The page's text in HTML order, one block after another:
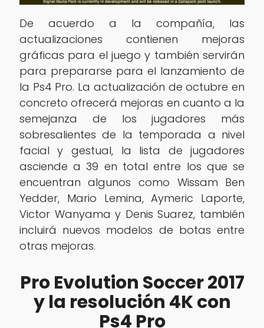
De acuerdo a la compañía, las
actualizaciones contienen mejoras
gráficas para el juego y también servirán
para prepararse para el lanzamiento de
la Ps4 Pro. La actualización de octubre en
concreto ofrecerá mejoras en cuanto a la
semejanza de los jugadores más
sobresalientes de la temporada a nivel
facial y gestual, la lista de jugadores
asciende a 39 en total entre los que se
encuentran algunos como Wissam Ben
Yedder, Mario Lemina, Aymeric Laporte,
Victor Wanyama y Denis Suarez, también
incluirá nuevos modelos de botas entre
otras mejoras.
Pro Evolution Soccer 2017
y la resolución 4K con
Ps4 Pro